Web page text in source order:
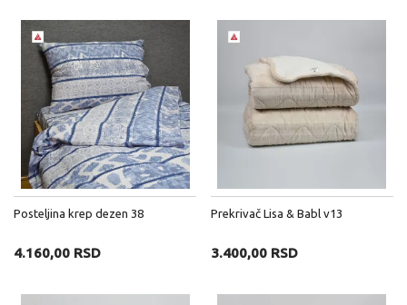
Posteljina krep dezen 38
4.160,00 RSD
Prekrivač Lisa & Babl v13
3.400,00 RSD